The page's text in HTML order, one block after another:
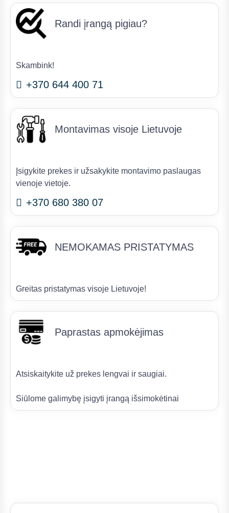
Randi įrangą pigiau?
Skambink!
+370 644 400 71
Montavimas visoje Lietuvoje
Įsigykite prekes ir užsakykite montavimo paslaugas
vienoje vietoje.
+370 680 380 07
NEMOKAMAS PRISTATYMAS
Greitas pristatymas visoje Lietuvoje!
Paprastas apmokėjimas
Atsiskaitykite už prekes lengvai ir saugiai.
Siūlome galimybę įsigyti įrangą išsimokėtinai